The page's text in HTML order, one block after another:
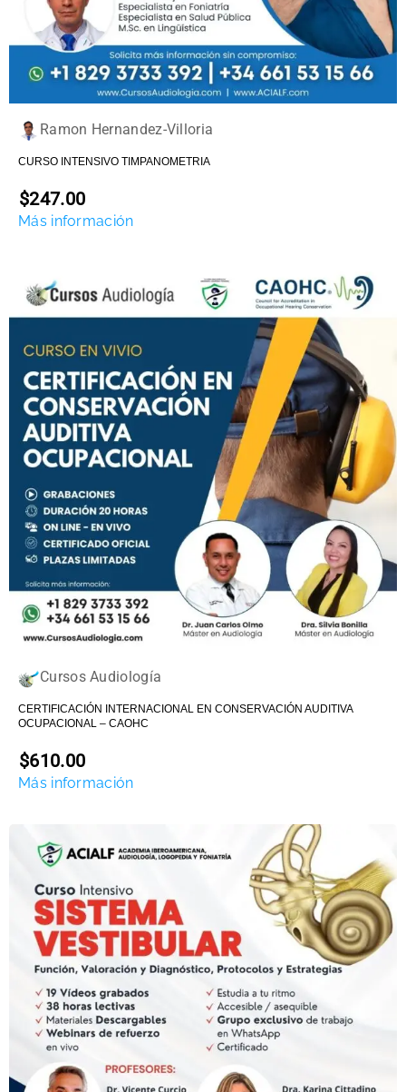
Ramon Hernandez-Villoria
CURSO INTENSIVO TIMPANOMETRIA
$247.00
Más información
Cursos Audiología
CERTIFICACIÓN INTERNACIONAL EN CONSERVACIÓN AUDITIVA
OCUPACIONAL – CAOHC
$610.00
Más información